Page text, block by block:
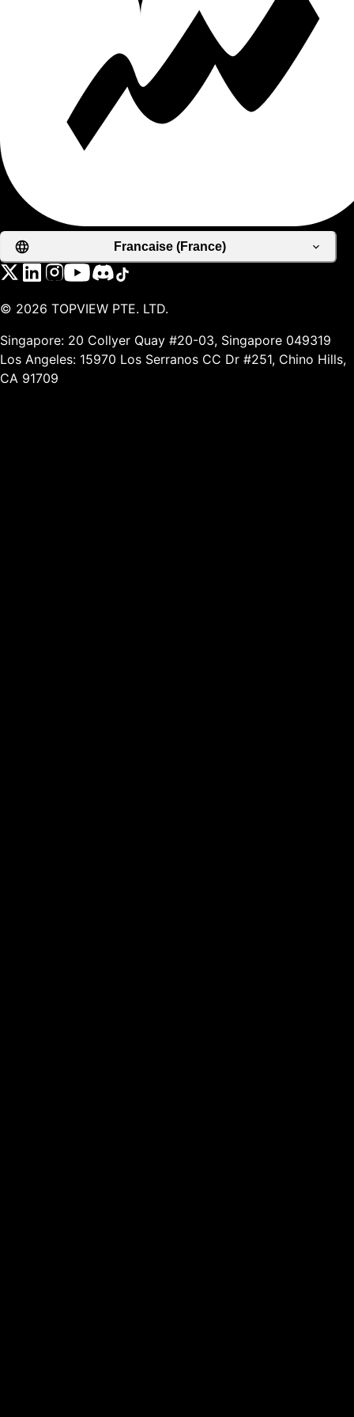
Francaise (France)
© 2026 TOPVIEW PTE. LTD.
Singapore: 20 Collyer Quay #20-03, Singapore 049319
Los Angeles: 15970 Los Serranos CC Dr #251, Chino Hills,
CA 91709